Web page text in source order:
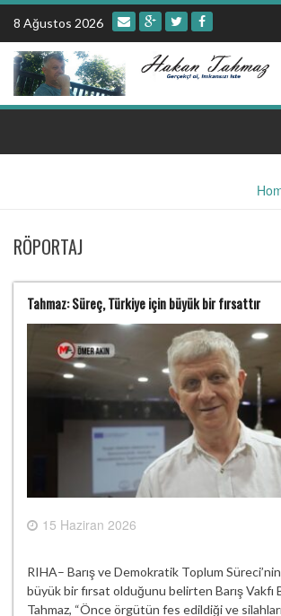
Skip
content
8 Ağustos 2026
RÖPORTAJ
Tahmaz: Süreç, Türkiye için büyük bir fırsattır
15 Haziran 2026
RIHA– Barış ve Demokratik Toplum
büyük bir fırsat olduğunu belirten Barış Vakfı
Tahmaz, “Önce örgütün fes edildiği ve